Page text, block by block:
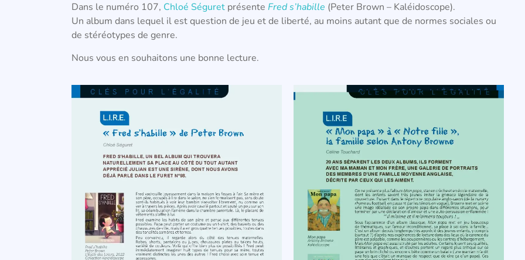
Dans le numéro 107, Chloé Séguret présente Fred s’habille (Peter Brown – Kaléidoscope).
Un album dans lequel il est question de jeu et de liberté, au moins autant que de normes sociales ou
de stéréotypes de genre.
Nous vous en souhaitons une bonne lecture.